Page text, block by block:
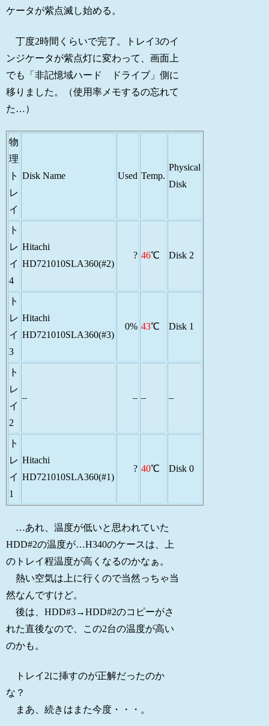
ケータが紫点滅し始める。
丁度2時間くらいで完了。トレイ3のイ
ンジケータが紫点灯に変わって、画面上
でも「非記憶域ハード ドライブ」側に
移りました。（使用率メモするの忘れて
た…）
物
理
ト
レ
イ
Disk Name Used Temp.
Physical
Disk
ト
レ
イ
4
Hitachi
HD721010SLA360(#2)
? 46℃ Disk 2
ト
レ
イ
3
Hitachi
HD721010SLA360(#3)
0% 43℃ Disk 1
ト
レ
イ
2
– – – –
ト
レ
イ
1
Hitachi
HD721010SLA360(#1)
? 40℃ Disk 0
…あれ、温度が低いと思われていた
HDD#2の温度が…H340のケースは、上
のトレイ程温度が高くなるのかなぁ。
熱い空気は上に行くので当然っちゃ当
然なんですけど。
後は、HDD#3→HDD#2のコピーがさ
れた直後なので、この2台の温度が高い
のかも。
トレイ2に挿すのが正解だったのか
な？
まあ、続きはまた今度・・・。